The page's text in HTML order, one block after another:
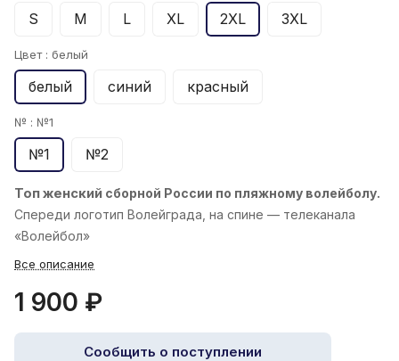
S M L XL 2XL 3XL
Цвет : белый
белый синий красный
№ : №1
№1 №2
Топ женский сборной России по пляжному волейболу.
Спереди логотип Волейграда, на спине — телеканала
«Волейбол»
Все описание
1 900 ₽
Сообщить о поступлении